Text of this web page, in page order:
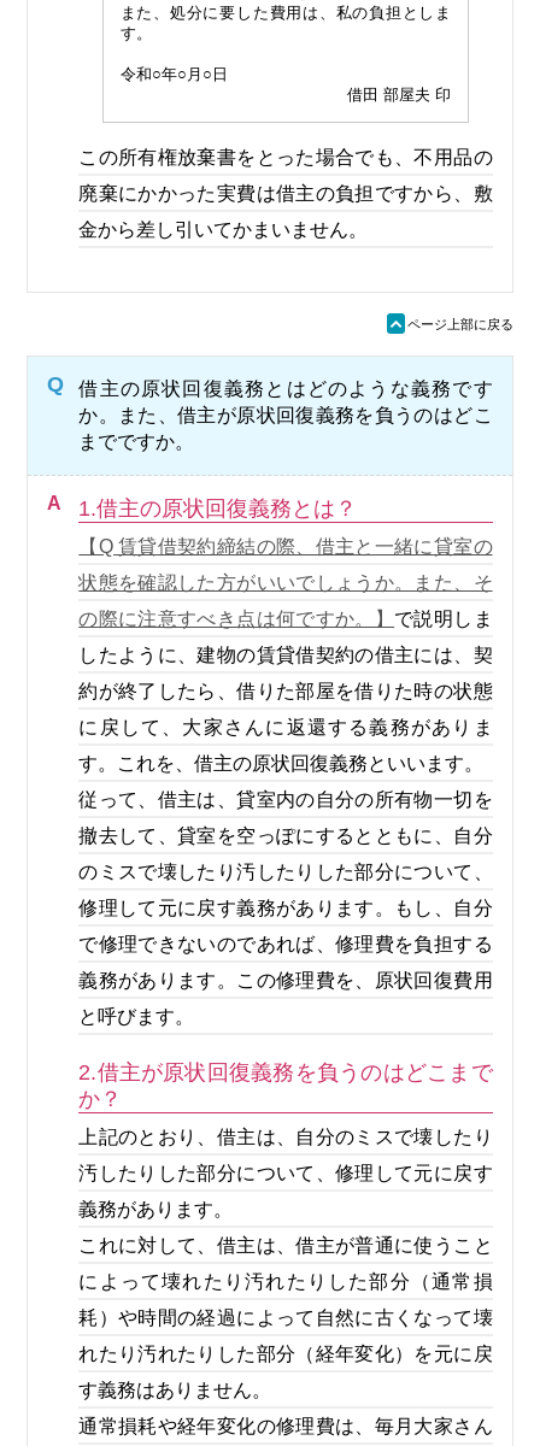
また、処分に要した費用は、私の負担としま
す。
令和○年○月○日
借田 部屋夫 印
この所有権放棄書をとった場合でも、不用品の
廃棄にかかった実費は借主の負担ですから、敷
金から差し引いてかまいません。
ü ページ上部に戻る
Q
借主の原状回復義務とはどのような義務です
か。また、借主が原状回復義務を負うのはどこ
までですか。
A 1.借主の原状回復義務とは？
【Q 賃貸借契約締結の際、借主と一緒に貸室の
状態を確認した方がいいでしょうか。また、そ
の際に注意すべき点は何ですか。】 で説明しま
したように、建物の賃貸借契約の借主には、契
約が終了したら、借りた部屋を借りた時の状態
に戻して、大家さんに返還する義務がありま
す。これを、借主の原状回復義務といいます。
従って、借主は、貸室内の自分の所有物一切を
撤去して、貸室を空っぽにするとともに、自分
のミスで壊したり汚したりした部分について、
修理して元に戻す義務があります。もし、自分
で修理できないのであれば、修理費を負担する
義務があります。この修理費を、原状回復費用
と呼びます。
2.借主が原状回復義務を負うのはどこまで
か？
上記のとおり、借主は、自分のミスで壊したり
汚したりした部分について、修理して元に戻す
義務があります。
これに対して、借主は、借主が普通に使うこと
によって壊れたり汚れたりした部分（通常損
耗）や時間の経過によって自然に古くなって壊
れたり汚れたりした部分（経年変化）を元に戻
す義務はありません。
通常損耗や経年変化の修理費は、毎月大家さん